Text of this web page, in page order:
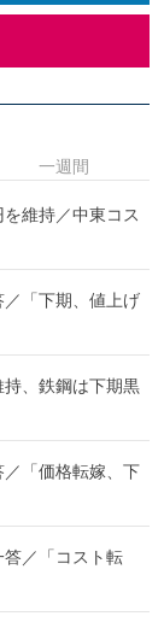
維持／中東コス
「下期、値上げ
、鉄鋼は下期黒
「価格転嫁、下
／「コスト転
一週間